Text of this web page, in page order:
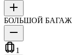
БОЛЬШОЙ БАГАЖ
1